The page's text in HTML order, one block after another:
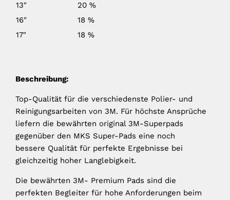
13″
20 %
16″
18 %
17″
18 %
Beschreibung:
Top-Qualität für die verschiedenste Polier- und
Reinigungsarbeiten von 3M. Für höchste Ansprüche
liefern die bewährten original 3M-Superpads
gegenüber den MKS Super-Pads eine noch
bessere Qualität für perfekte Ergebnisse bei
gleichzeitig hoher Langlebigkeit.
Die bewährten 3M- Premium Pads sind die
perfekten Begleiter für hohe Anforderungen beim